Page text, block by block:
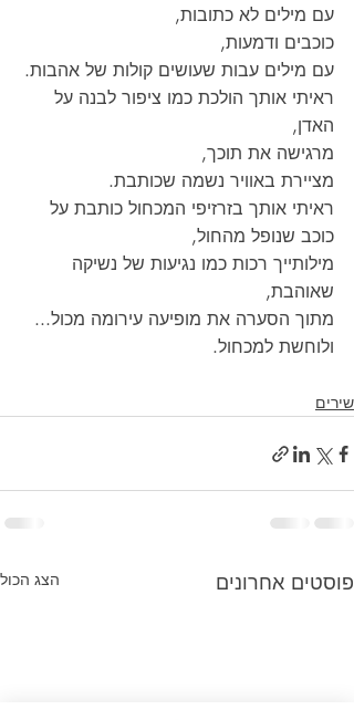
עם מילים לא כתובות,
כוכבים ודמעות,
עם מילים עבות שעושים קולות של אהבות.
ראיתי אותך הולכת כמו ציפור לבנה על
האדן,
מרגישה את תוכך,
מציירת באוויר נשמה שכותבת.
ראיתי אותך בזרזיפי המכחול כותבת על
כוכב שנופל מהחול,
מילותייך רכות כמו נגיעות של נשיקה
שאוהבת,
מתוך הסערה את מופיעה עירומה מכול...
ולוחשת למכחול.
שירים
פוסטים אחרונים הצג הכול